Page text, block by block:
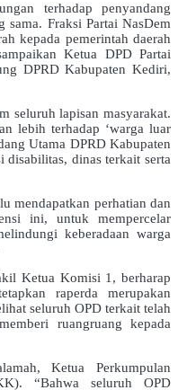
terhadap penyandang
sama. Fraksi Partai NasDem
kepada pemerintah daerah
Ketua DPD Partai
DPRD Kabupaten Kediri,
seluruh lapisan masyarakat.
lebih terhadap ‘warga luar
Utama DPRD Kabupaten
disabilitas, dinas terkait serta
mendapatkan perhatian dan
ini, untuk mempercelar
keberadaan warga
Ketua Komisi 1, berharap
raperda merupakan
seluruh OPD terkait telah
ruangruang kepada
Ketua Perkumpulan
“Bahwa seluruh OPD